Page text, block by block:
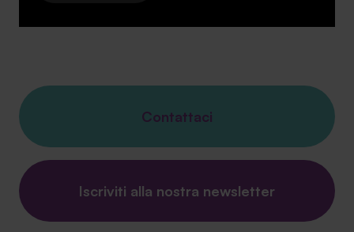
Contattaci
Iscriviti alla nostra newsletter